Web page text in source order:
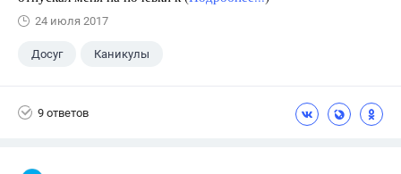
24 июля 2017
Досуг Каникулы
9 ответов